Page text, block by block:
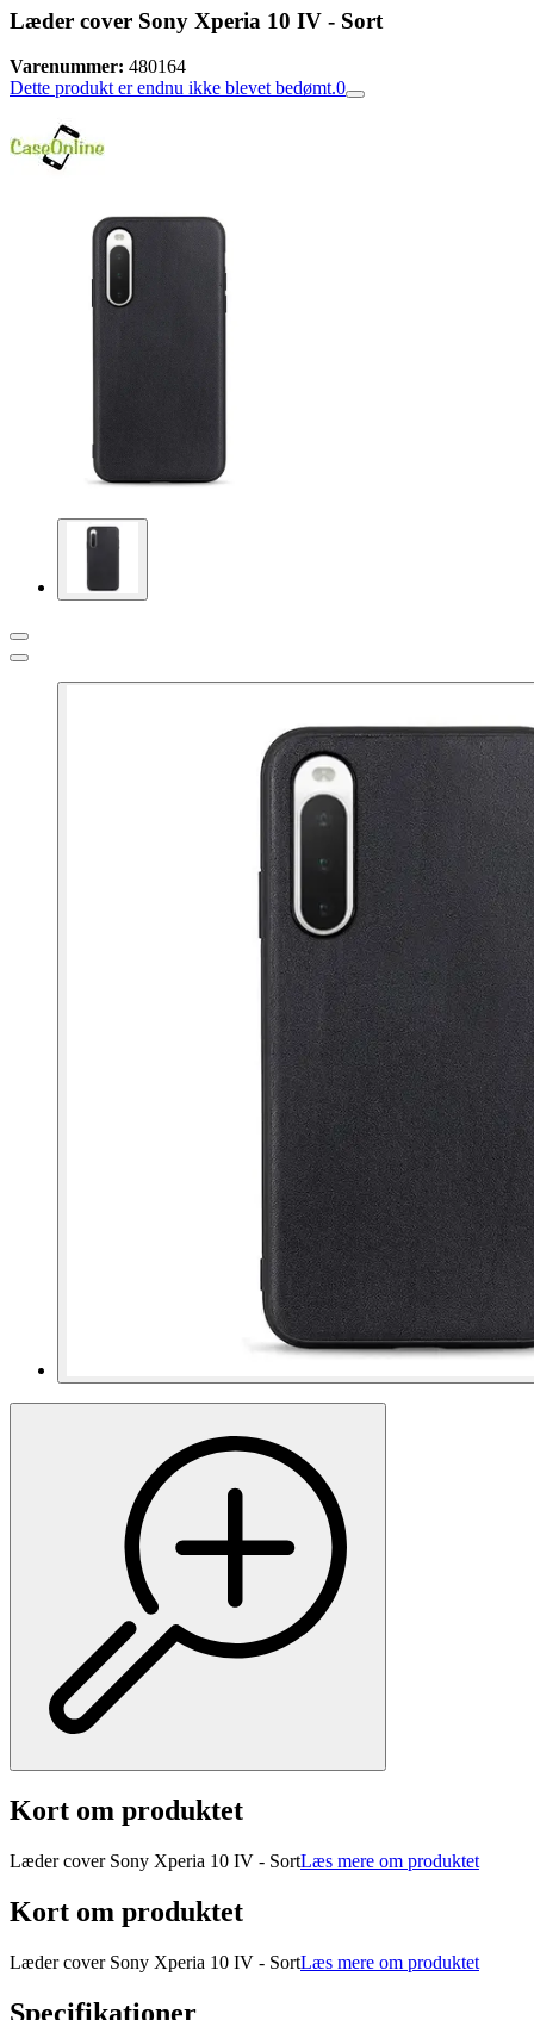
Læder cover Sony Xperia 10 IV - Sort
Varenummer: 480164
Dette produkt er endnu ikke blevet bedømt.0
Kort om produktet
Læder cover Sony Xperia 10 IV - SortLæs mere om produktet
Kort om produktet
Læder cover Sony Xperia 10 IV - SortLæs mere om produktet
Specifikationer